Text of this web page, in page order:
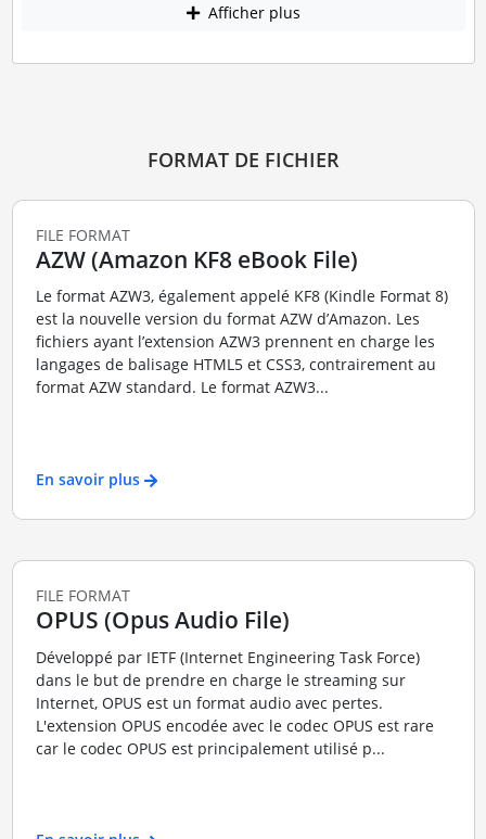
Afficher plus
FORMAT DE FICHIER
FILE FORMAT
AZW (Amazon KF8 eBook File)
Le format AZW3, également appelé KF8 (Kindle Format 8)
est la nouvelle version du format AZW d’Amazon. Les
fichiers ayant l’extension AZW3 prennent en charge les
langages de balisage HTML5 et CSS3, contrairement au
format AZW standard. Le format AZW3...
En savoir plus
FILE FORMAT
OPUS (Opus Audio File)
Développé par IETF (Internet Engineering Task Force)
dans le but de prendre en charge le streaming sur
Internet, OPUS est un format audio avec pertes.
L'extension OPUS encodée avec le codec OPUS est rare
car le codec OPUS est principalement utilisé p...